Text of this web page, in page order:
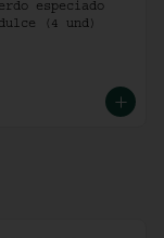
especiado
(4 und)